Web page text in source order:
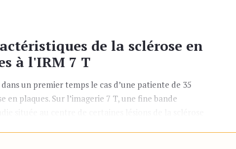
de la sclérose en
à l'IRM 7 T
un premier temps le cas d’une patiente de 35
en plaques. Sur l’imagerie 7 T, une fine bande